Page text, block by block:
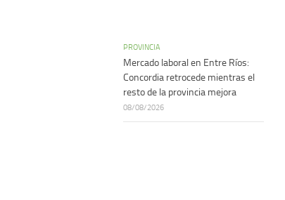
PROVINCIA
Mercado laboral en Entre Ríos:
Concordia retrocede mientras el
resto de la provincia mejora
08/08/2026